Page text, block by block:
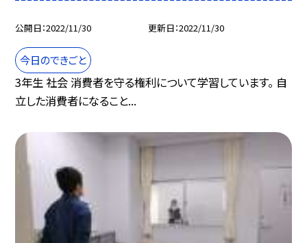
公開日 2022/11/30 更新日 2022/11/30
今日のできごと
3年生 社会 消費者を守る権利について学習しています。 自
立した消費者になること...